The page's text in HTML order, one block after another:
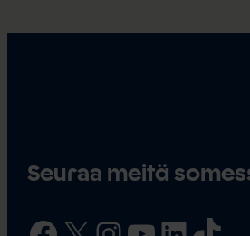
Seuraa meitä